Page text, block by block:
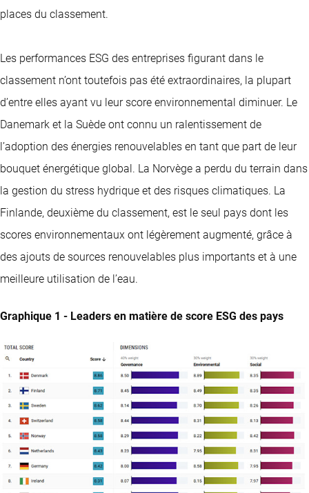
places du classement.
Les performances ESG des entreprises figurant dans le
classement n’ont toutefois pas été extraordinaires, la plupart
d’entre elles ayant vu leur score environnemental diminuer. Le
Danemark et la Suède ont connu un ralentissement de
l’adoption des énergies renouvelables en tant que part de leur
bouquet énergétique global. La Norvège a perdu du terrain dans
la gestion du stress hydrique et des risques climatiques. La
Finlande, deuxième du classement, est le seul pays dont les
scores environnementaux ont légèrement augmenté, grâce à
des ajouts de sources renouvelables plus importants et à une
meilleure utilisation de l’eau.
Graphique 1 - Leaders en matière de score ESG des pays